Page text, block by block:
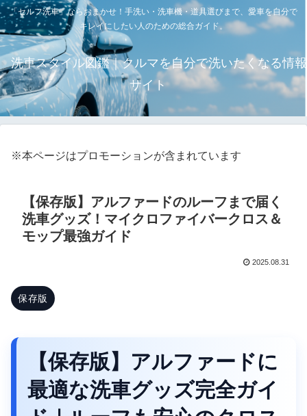
「セルフ洗車」ならおまかせ！手洗い・洗車機・道具選びまで、愛車を自分で
キレイにしたい人のための総合ガイド。
洗車スタイル図鑑｜クルマを自分で洗いたくなる情報
サイト
※本ページはプロモーションが含まれています
【保存版】アルファードのルーフまで届く
洗車グッズ！マイクロファイバークロス＆
モップ最強ガイド
2025.08.31
保存版
【保存版】アルファードに
最適な洗車グッズ完全ガイ